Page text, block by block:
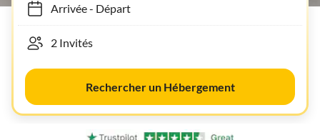
Arrivée- Départ
Rechercher un Hébergement